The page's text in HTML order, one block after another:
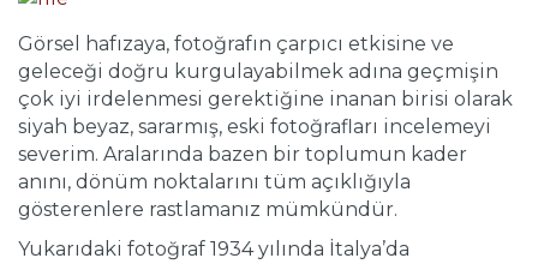
Görsel hafızaya, fotoğrafın çarpıcı etkisine ve
geleceği doğru kurgulayabilmek adına geçmişin
çok iyi irdelenmesi gerektiğine inanan birisi olarak
siyah beyaz, sararmış, eski fotoğrafları incelemeyi
severim. Aralarında bazen bir toplumun kader
anını, dönüm noktalarını tüm açıklığıyla
gösterenlere rastlamanız mümkündür.
Yukarıdaki fotoğraf 1934 yılında İtalya’da